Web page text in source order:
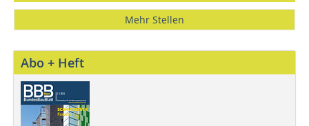
Mehr Stellen
Abo + Heft